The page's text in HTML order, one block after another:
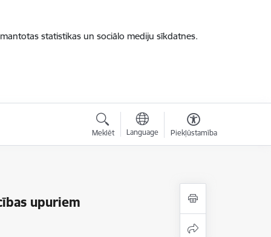
statistikas un sociālo mediju sīkdatnes.
Meklēt Language Piekļūstamība
upuriem